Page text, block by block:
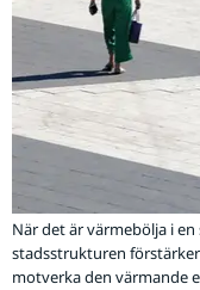
När det är värmebölja i
stadsstrukturen
motverka den värmande